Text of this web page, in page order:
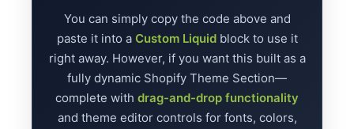
You can simply copy the code above and
paste it into a Custom Liquidblock to use it
right away. However, if you want this built as a
fully dynamic Shopify Theme Section—
complete with drag-and-drop functionality
and theme editor controls for fonts, colors,